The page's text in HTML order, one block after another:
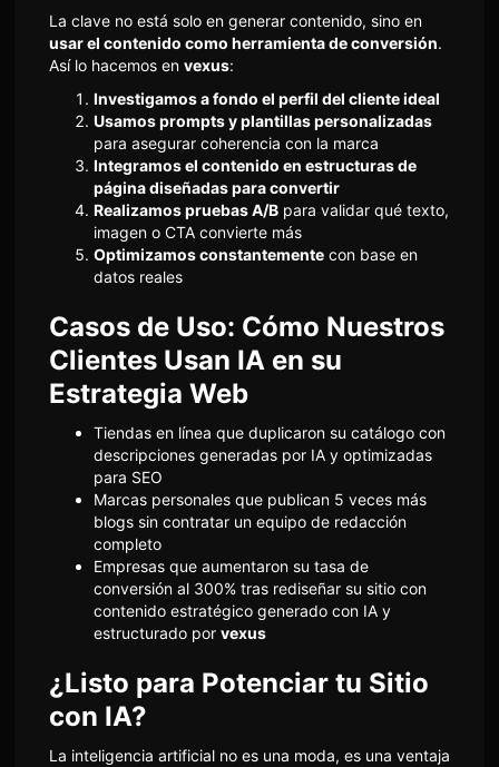
La clave no está solo en generar contenido, sino en
usar el contenido como herramienta de conversión.
Así lo hacemos en vexus:
Investigamos a fondo el perfil del cliente ideal
Usamos prompts y plantillas personalizadas
para asegurar coherencia con la marca
Integramos el contenido en estructuras de
página diseñadas para convertir
Realizamos pruebas A/Bpara validar qué texto,
imagen o CTA convierte más
Optimizamos constantementecon base en
datos reales
Casos de Uso: Cómo Nuestros
Clientes Usan IA en su
Estrategia Web
Tiendas en línea que duplicaron su catálogo con
descripciones generadas por IA y optimizadas
para SEO
Marcas personales que publican 5 veces más
blogs sin contratar un equipo de redacción
completo
Empresas que aumentaron su tasa de
conversión al 300% tras rediseñar su sitio con
contenido estratégico generado con IA y
estructurado por vexus
¿Listo para Potenciar tu Sitio
con IA?
La inteligencia artificial no es una moda, es una ventaja